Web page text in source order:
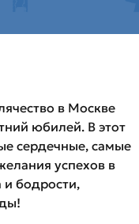
в Москве
юбилей. В этот
сердечные, самые
успехов в
и бодрости,